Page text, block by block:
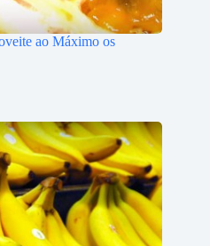
ao Máximo os